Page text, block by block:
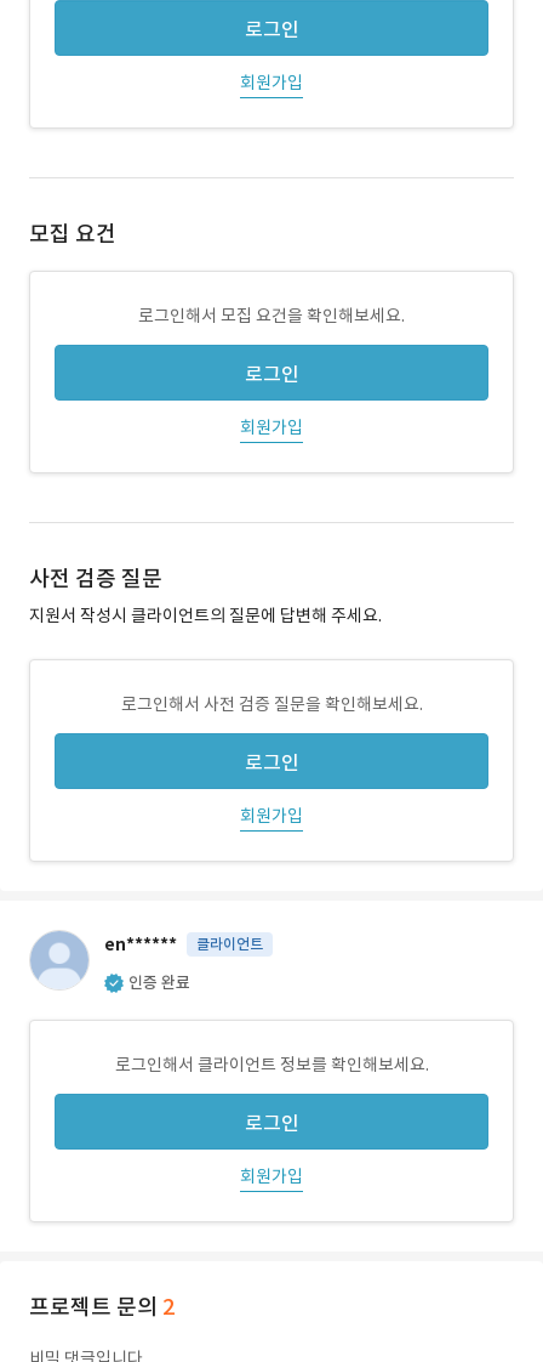
로그인
회원가입
모집 요건
로그인해서 모집 요건을 확인해보세요.
로그인
회원가입
사전 검증 질문
지원서 작성시 클라이언트의 질문에 답변해 주세요.
로그인해서 사전 검증 질문을 확인해보세요.
로그인
회원가입
en****** 클라이언트
인증 완료
로그인해서 클라이언트 정보를 확인해보세요.
로그인
회원가입
프로젝트 문의 2